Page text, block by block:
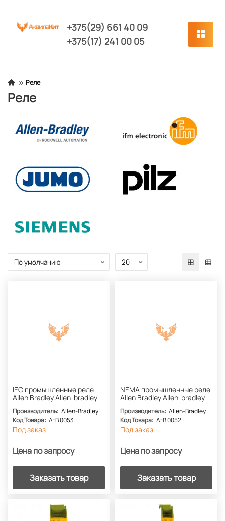
+375(29) 661 40 09
+375(17) 241 00 05
Реле
Реле
IEC промышленные реле
Allen Bradley Allen-bradley
Производитель: Allen-Bradley
Код Товара: A-B 0053
Под заказ
Цена по запросу
Заказать товар
NEMA промышленные реле
Allen Bradley Allen-bradley
Производитель: Allen-Bradley
Код Товара: A-B 0052
Под заказ
Цена по запросу
Заказать товар